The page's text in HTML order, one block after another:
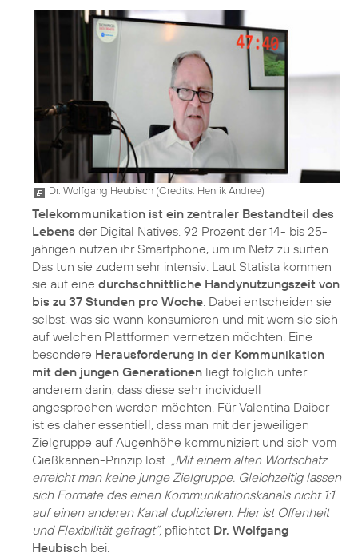
Dr. Wolfgang Heubisch (Credits: Henrik Andree)
Telekommunikation ist ein zentraler Bestandteil des
Lebens der Digital Natives. 92 Prozent der 14- bis 25-
jährigen nutzen ihr Smartphone, um im Netz zu surfen.
Das tun sie zudem sehr intensiv: Laut Statista kommen
sie auf eine durchschnittliche Handynutzungszeit von
bis zu 37 Stunden pro Woche. Dabei entscheiden sie
selbst, was sie wann konsumieren und mit wem sie sich
auf welchen Plattformen vernetzen möchten. Eine
besondere Herausforderung in der Kommunikation
mit den jungen Generationen liegt folglich unter
anderem darin, dass diese sehr individuell
angesprochen werden möchten. Für Valentina Daiber
ist es daher essentiell, dass man mit der jeweiligen
Zielgruppe auf Augenhöhe kommuniziert und sich vom
Gießkannen-Prinzip löst. „Mit einem alten Wortschatz
erreicht man keine junge Zielgruppe. Gleichzeitig lassen
sich Formate des einen Kommunikationskanals nicht 1:1
auf einen anderen Kanal duplizieren. Hier ist Offenheit
und Flexibilität gefragt“, pflichtet Dr. Wolfgang
Heubisch